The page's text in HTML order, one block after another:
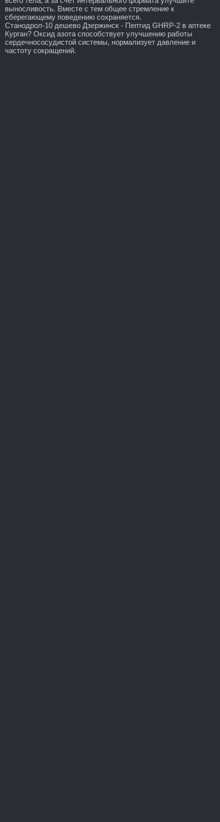
выносливость. Вместе с тем общее стремление к
сберегающему поведению сохраняется.
Станодрол-10 дешево Дзержинск - Пептид GHRP-2 в аптеке
Курган? Оксид азота способствует улучшению работы
сердечнососудистой системы, нормализует давление и
частоту сокращений.